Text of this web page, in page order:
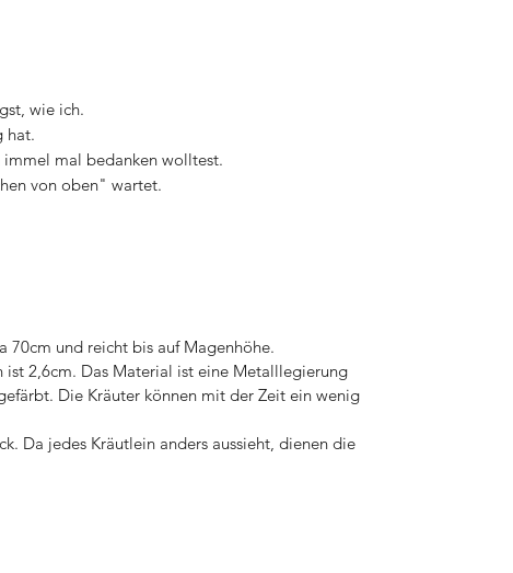
wie ich.
hat.
mal bedanken wolltest.
von oben" wartet.
70cm und reicht bis auf Magenhöhe.
ist 2,6cm. Das Material ist eine Metalllegierung
Die Kräuter können mit der Zeit ein wenig
Da jedes Kräutlein anders aussieht, dienen die